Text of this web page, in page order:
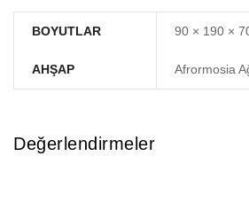
BOYUTLAR 90 × 190 ×
AHŞAP Afrormosia
Değerlendirmeler